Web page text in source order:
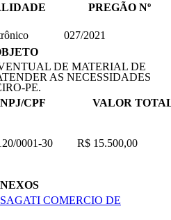
PREGÃO Nº
027/2021
DE MATERIAL DE
AS NECESSIDADES
PE.
CPF
VALOR
0001-30 R$ 15.500,00
COMERCIO DE